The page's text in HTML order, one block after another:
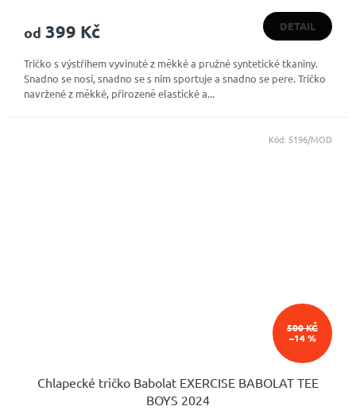
od 399 Kč DETAIL
Tričko s výstřihem vyvinuté z měkké a pružné syntetické tkaniny.
Snadno se nosí, snadno se s ním sportuje a snadno se pere. Tričko
navržené z měkké, přirozeně elastické a...
500 KČ
–14 %
Chlapecké tričko Babolat EXERCISE BABOLAT TEE
BOYS 2024
Kód: 5196/MOD